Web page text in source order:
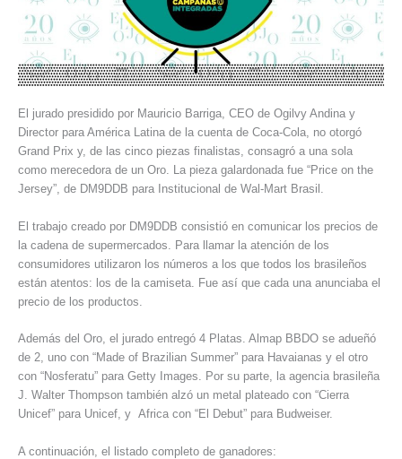
El jurado presidido por Mauricio Barriga, CEO de Ogilvy Andina y
Director para América Latina de la cuenta de Coca-Cola, no otorgó
Grand Prix y, de las cinco piezas finalistas, consagró a una sola
como merecedora de un Oro. La pieza galardonada fue “Price on the
Jersey”, de DM9DDB para Institucional de Wal-Mart Brasil.
El trabajo creado por DM9DDB consistió en comunicar los precios de
la cadena de supermercados. Para llamar la atención de los
consumidores utilizaron los números a los que todos los brasileños
están atentos: los de la camiseta. Fue así que cada una anunciaba el
precio de los productos.
Además del Oro, el jurado entregó 4 Platas. Almap BBDO se adueñó
de 2, uno con “Made of Brazilian Summer” para Havaianas y el otro
con “Nosferatu” para Getty Images. Por su parte, la agencia brasileña
J. Walter Thompson también alzó un metal plateado con “Cierra
Unicef” para Unicef, y Africa con “El Debut” para Budweiser.
A continuación, el listado completo de ganadores: